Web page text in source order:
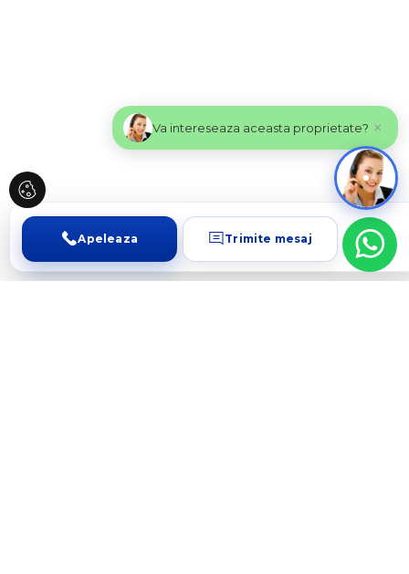
Apeleaza Trimite mesaj
Va intereseaza aceasta proprietate? ×